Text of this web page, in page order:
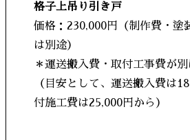
格子上吊り引き戸
価格：230,000円（制作費・塗
は別途）
＊運送搬入費・取付工事費が別
（目安として、運送搬入費は
付施工費は25,000円から）